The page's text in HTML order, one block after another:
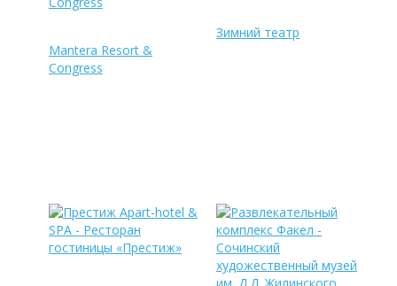
Mantera Resort &
Congress
Зимний театр